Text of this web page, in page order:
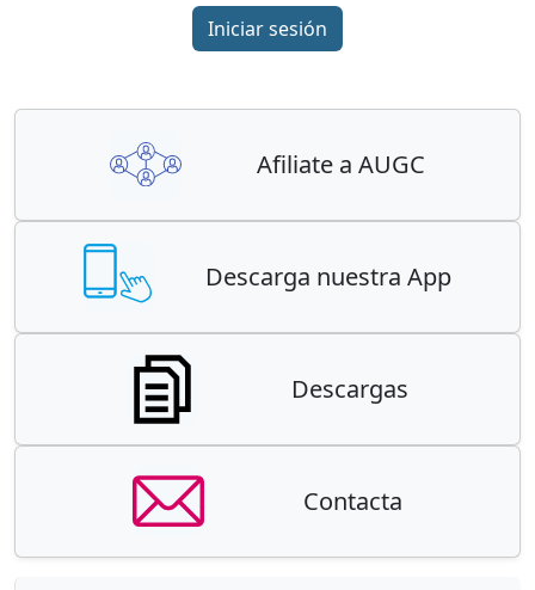
Iniciar sesión
Afiliate a AUGC
Descarga nuestra App
Descargas
Contacta